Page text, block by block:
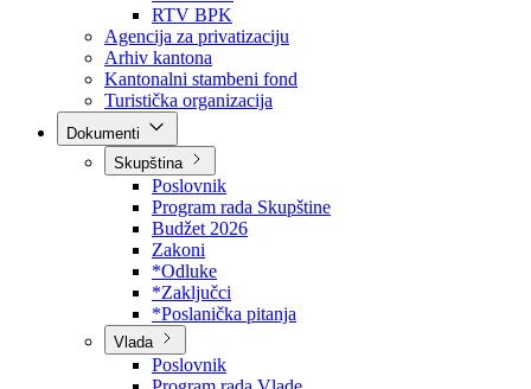
Direkcija za šumarstvo
Javna preduzeća
BPK šume
RTV BPK
Agencija za privatizaciju
Arhiv kantona
Kantonalni stambeni fond
Turistička organizacija
Skupština
Poslovnik
Program rada Skupštine
Budžet 2026
Zakoni
*Odluke
*Zaključci
*Poslanička pitanja